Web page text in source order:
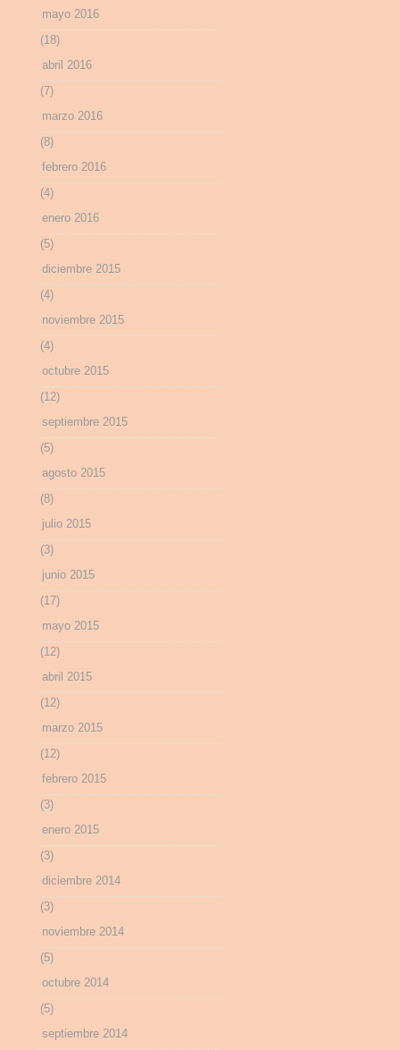
mayo 2016
(18)
abril 2016
(7)
marzo 2016
(8)
febrero 2016
(4)
enero 2016
(5)
diciembre 2015
(4)
noviembre 2015
(4)
octubre 2015
(12)
septiembre 2015
(5)
agosto 2015
(8)
julio 2015
(3)
junio 2015
(17)
mayo 2015
(12)
abril 2015
(12)
marzo 2015
(12)
febrero 2015
(3)
enero 2015
(3)
diciembre 2014
(3)
noviembre 2014
(5)
octubre 2014
(5)
septiembre 2014